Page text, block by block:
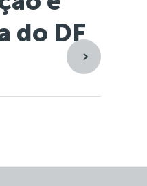
do DF